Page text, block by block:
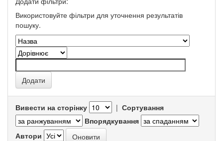
Використовуйте фільтри для уточнення результатів
пошуку.
Вивести на сторінку | Сортування
Впорядкування
Автори